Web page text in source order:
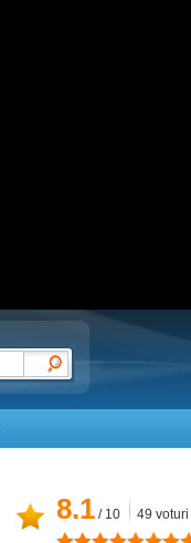
8.1 / 10 49 voturi